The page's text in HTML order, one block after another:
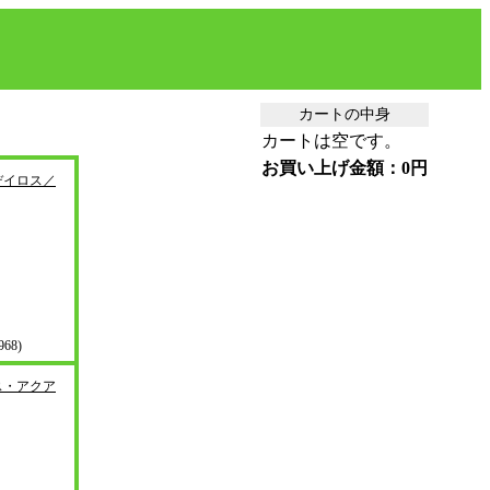
ロス／
アクア
カートの中身
カートは空です。
お買い上げ金額：0円